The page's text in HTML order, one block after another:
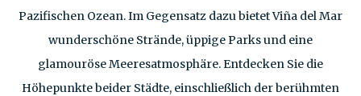
Pazifischen Ozean. Im Gegensatz dazu bietet Viña del Mar
wunderschöne Strände, üppige Parks und eine
glamouröse Meeresatmosphäre. Entdecken Sie die
Höhepunkte beider Städte, einschließlich der berühmten